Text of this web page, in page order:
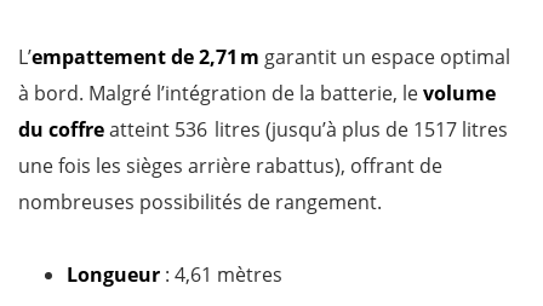
L’empattement de 2,71 m garantit un espace optimal
à bord. Malgré l’intégration de la batterie, levolume
du coffreatteint 536 litres (jusqu’à plus de 1517 litres
une fois les sièges arrière rabattus), offrant de
nombreuses possibilités de rangement.
Longueur : 4,61 mètres